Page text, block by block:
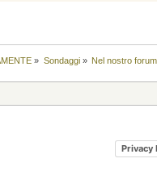
» Sondaggi» Nel nostro
Privacy